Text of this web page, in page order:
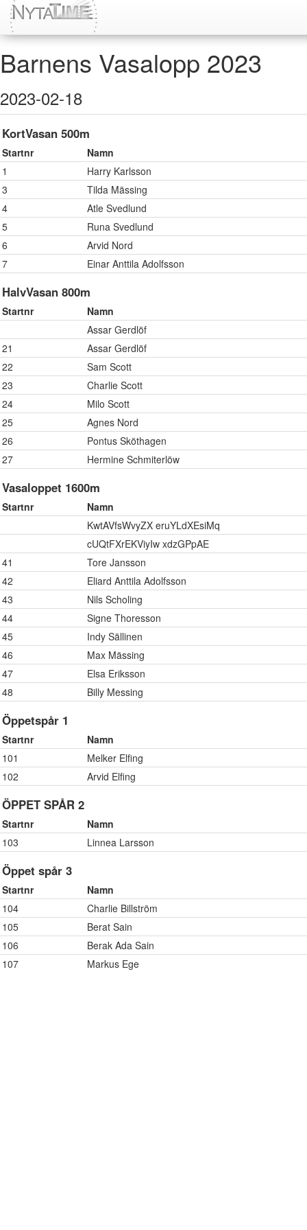
Barnens Vasalopp 2023
2023-02-18
KortVasan 500m
Startnr
Namn
1
Harry Karlsson
3
Tilda Mässing
4
Atle Svedlund
5
Runa Svedlund
6
Arvid Nord
7
Einar Anttila Adolfsson
HalvVasan 800m
Startnr
Namn
Assar Gerdlöf
21
Assar Gerdlöf
22
Sam Scott
23
Charlie Scott
24
Milo Scott
25
Agnes Nord
26
Pontus Sköthagen
27
Hermine Schmiterlöw
Vasaloppet 1600m
Startnr
Namn
KwtAVfsWvyZX eruYLdXEsiMq
cUQtFXrEKViyIw xdzGPpAE
41
Tore Jansson
42
Eliard Anttila Adolfsson
43
Nils Scholing
44
Signe Thoresson
45
Indy Sällinen
46
Max Mässing
47
Elsa Eriksson
48
Billy Messing
Öppetspår 1
Startnr
Namn
101
Melker Elfing
102
Arvid Elfing
ÖPPET SPÅR 2
Startnr
Namn
103
Linnea Larsson
Öppet spår 3
Startnr
Namn
104
Charlie Billström
105
Berat Sain
106
Berak Ada Sain
107
Markus Ege